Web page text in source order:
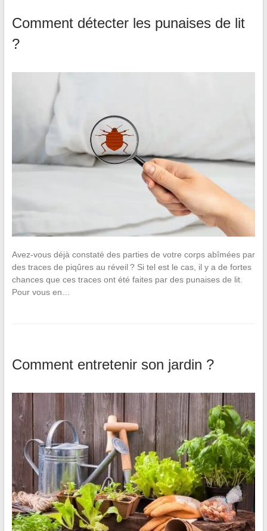
Comment détecter les punaises de lit
?
Avez-vous déjà constaté des parties de votre corps abîmées par
des traces de piqûres au réveil ? Si tel est le cas, il y a de fortes
chances que ces traces ont été faites par des punaises de lit.
Pour vous en…
Comment entretenir son jardin ?